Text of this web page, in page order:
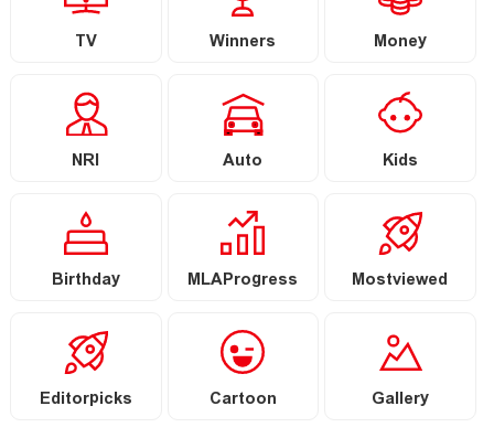
TV Winners Money
NRI Auto Kids
Birthday MLAProgress Mostviewed
Editorpicks Cartoon Gallery